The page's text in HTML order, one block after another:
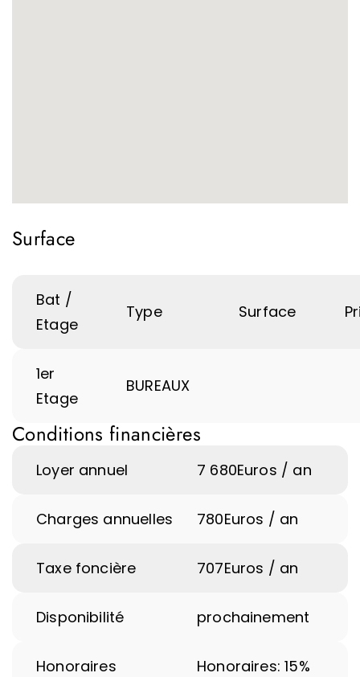
Surface
Bat /
Etage
Type Surface
1er
Etage
BUREAUX
Conditions financières
Loyer annuel 7 680Euros / an
Charges annuelles 780Euros / an
Taxe foncière 707Euros / an
Disponibilité prochainement
Honoraires
Honoraires: 15%